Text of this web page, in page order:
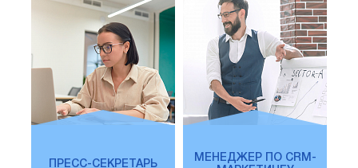
ПРЕСС-СЕКРЕТАРЬ
МЕНЕДЖЕР ПО CRM-